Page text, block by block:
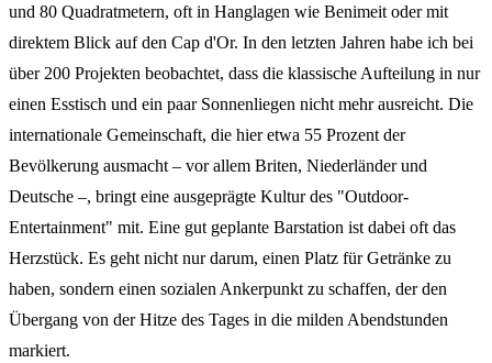
und 80 Quadratmetern, oft in Hanglagen wie Benimeit oder mit
direktem Blick auf den Cap d'Or. In den letzten Jahren habe ich bei
über 200 Projekten beobachtet, dass die klassische Aufteilung in nur
einen Esstisch und ein paar Sonnenliegen nicht mehr ausreicht. Die
internationale Gemeinschaft, die hier etwa 55 Prozent der
Bevölkerung ausmacht – vor allem Briten, Niederländer und
Deutsche –, bringt eine ausgeprägte Kultur des "Outdoor-
Entertainment" mit. Eine gut geplante Barstation ist dabei oft das
Herzstück. Es geht nicht nur darum, einen Platz für Getränke zu
haben, sondern einen sozialen Ankerpunkt zu schaffen, der den
Übergang von der Hitze des Tages in die milden Abendstunden
markiert.